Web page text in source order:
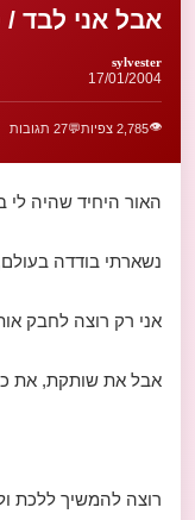
אבל אני לבד
sylvester
17/01/2004
👁️2,785 צפיות 💬27 תגובות
האור היחיד שהיה לי
נשארתי בודדה
אני רק רוצה לחבק
אבל את שותקת, את
רוצה להמשיך ללכת